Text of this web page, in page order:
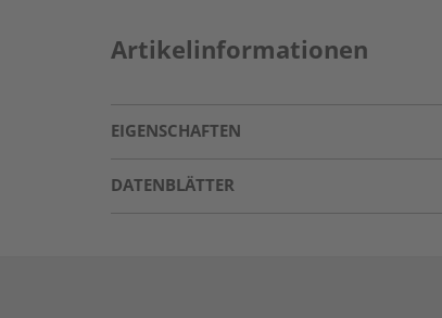
Artikelinformationen
EIGENSCHAFTEN
DATENBLÄTTER